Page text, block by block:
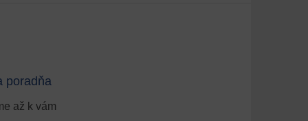
poradňa
až k vám